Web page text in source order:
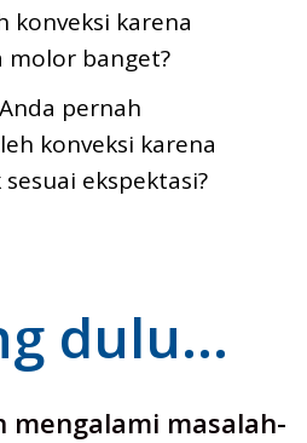
konveksi karena
molor banget?
pernah
konveksi karena
ekspektasi?
dulu...
mengalami masalah-